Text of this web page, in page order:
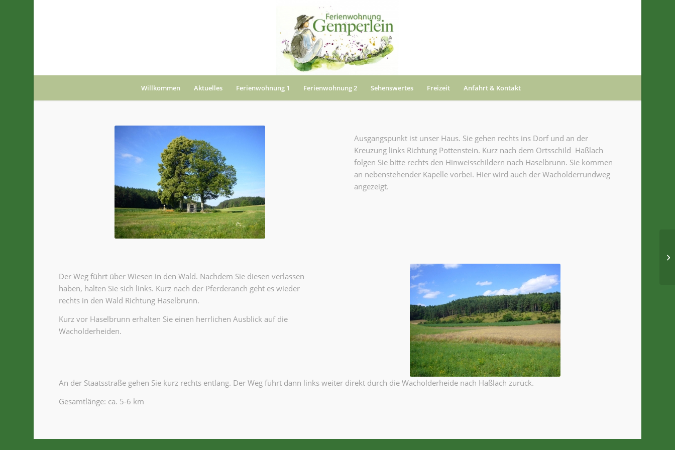
Willkommen Aktuelles Ferienwohnung 1 Ferienwohnung 2 Sehenswertes Freizeit Anfahrt & Kontakt
Ausgangspunkt ist unser Haus. Sie gehen rechts ins Dorf und an der
Kreuzung links Richtung Pottenstein. Kurz nach dem Ortsschild Haßlach
folgen Sie bitte rechts den Hinweisschildern nach Haselbrunn. Sie kommen
an nebenstehender Kapelle vorbei. Hier wird auch der Wacholderrundweg
angezeigt.
Der Weg führt über Wiesen in den Wald. Nachdem Sie diesen verlassen
haben, halten Sie sich links. Kurz nach der Pferderanch geht es wieder
rechts in den Wald Richtung Haselbrunn.
Kurz vor Haselbrunn erhalten Sie einen herrlichen Ausblick auf die
Wacholderheiden.
An der Staatsstraße gehen Sie kurz rechts entlang. Der Weg führt dann links weiter direkt durch die Wacholderheide nach Haßlach zurück.
Gesamtlänge: ca. 5-6 km